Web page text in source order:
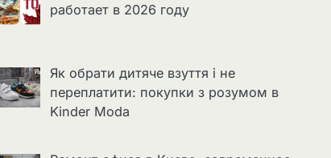
работает в 2026 году
Як обрати дитяче взуття і не
переплатити: покупки з розумом в
Kinder Moda